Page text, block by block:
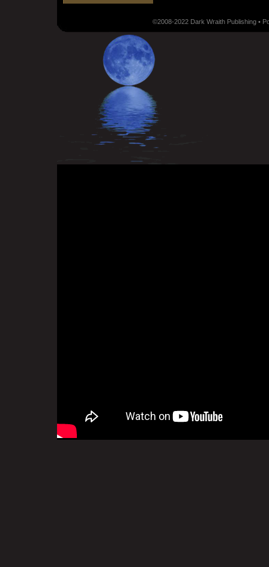
©2008-2022 Dark Wraith Publishing •